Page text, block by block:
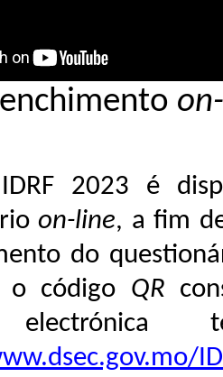
2023 é
on-line, a fim
do
o código QR